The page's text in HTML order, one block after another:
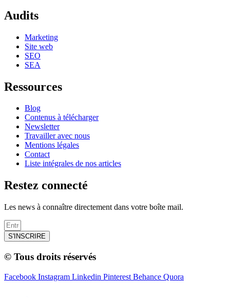
Audits
Marketing
Site web
SEO
SEA
Ressources
Blog
Contenus à télécharger
Newsletter
Travailler avec nous
Mentions légales
Contact
Liste intégrales de nos articles
Restez connecté
Les news à connaître directement dans votre boîte mail.
S'INSCRIRE
© Tous droits réservés
Facebook Instagram Linkedin Pinterest Behance Quora